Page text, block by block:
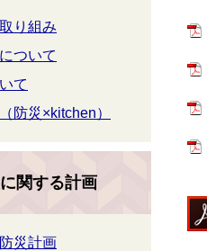
り組み
ついて
て
防災×kitchen）
関する計画
災計画